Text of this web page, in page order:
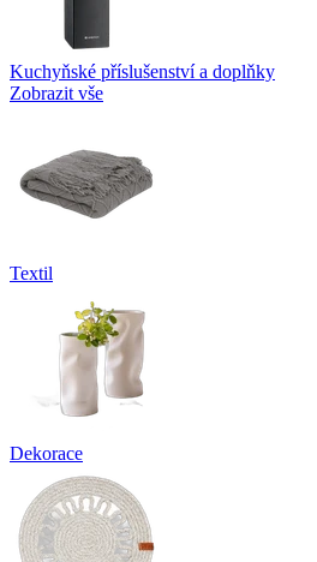
Kuchyňské příslušenství a doplňky
Zobrazit vše
Textil
Dekorace